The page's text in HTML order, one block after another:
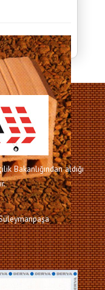
Bakanlığından aldığı